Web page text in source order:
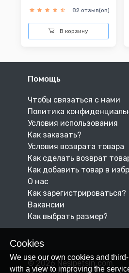
82 отзыв(ов)
В корзину
Cookies
We use our own cookies and
with a view to improving the
Помощь
Чтобы связаться с нами
Политика
Условия использования
Как заказать?
Условия возврата товара
Как сделать возврат
Как добавить товар в
О нас
Как зарегистрироваться?
Вакансии
Как выбрать размер?
© 2026 Nesipetsin.com.